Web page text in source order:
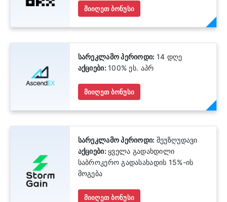
მიიღეთ ბონუსი
სარეკლამო პერიოდი: 14 დღე
აქციები:100% ეს. აპრ
მიიღეთ ბონუსი
სარეკლამო პერიოდი: შეუზღუდავი
აქციები: ყველა გადახდილი
საბროკერო გადასახადის 15%-ის
მოგება
მიიღეთ ბონუსი